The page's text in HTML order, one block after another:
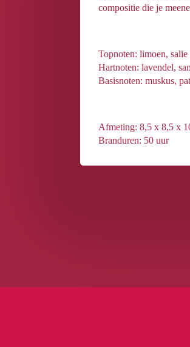
compositie die je
Topnoten: limoen, salie
Hartnoten: lavendel,
Basisnoten: muskus,
Afmeting: 8,5 x 8,5 x
Branduren: 50 uur